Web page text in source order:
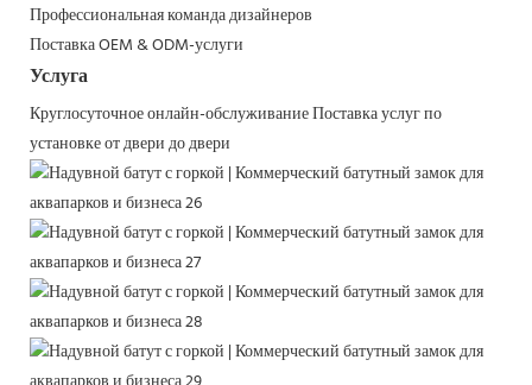
Профессиональная команда дизайнеров
Поставка OEM & ODM-услуги
Услуга
Круглосуточное онлайн-обслуживаниеПоставка услуг по
установке от двери до двери